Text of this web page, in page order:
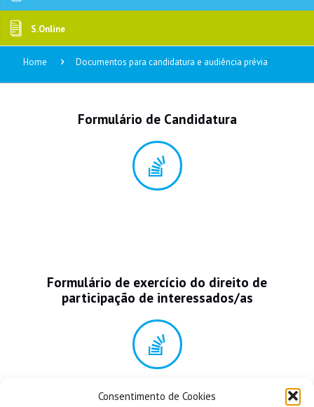
Consentimento de Cookies
S.Online
Home Documentos para candidatura e audiência prévia
Formulário de Candidatura
Formulário de exercício do direito de
participação de interessados/as